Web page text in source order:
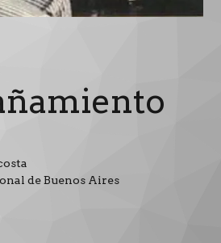
de Buenos Aires